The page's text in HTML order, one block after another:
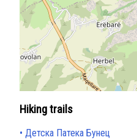
Hiking trails
Детска Патека Бунец